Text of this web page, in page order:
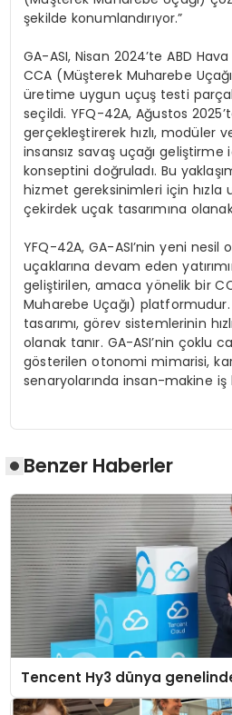
şekilde konumlandırıyor.”
GA-ASI, Nisan 2024’te ABD
CCA (Müşterek Muharebe
üretime uygun uçuş testi par
seçildi. YFQ-42A, Ağustos
gerçekleştirerek hızlı, modüler
insansız savaş uçağıgeliştirme
konseptini doğruladı. Bu
hizmet gereksinimleri için hızla
çekirdek uçak tasarımına
YFQ-42A, GA-ASI’nin yeni nesil
uçaklarına devam eden
geliştirilen, amaca yönelik bir
Muharebe Uçağı) platformudur.
tasarımı, görev sistemlerinin
olanak tanır. GA-ASI’nin çoklu
gösterilen otonomi mimarisi,
senaryolarında insan-makine iş
Benzer Haberler
Tencent Hy3 dünya